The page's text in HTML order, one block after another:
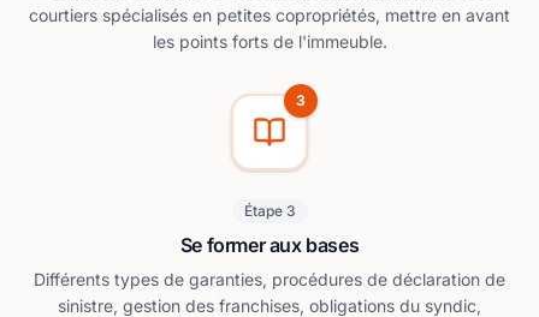
courtiers spécialisés en petites copropriétés, mettre en avant
les points forts de l'immeuble.
3
Étape 3
Se former aux bases
Différents types de garanties, procédures de déclaration de
sinistre, gestion des franchises, obligations du syndic,